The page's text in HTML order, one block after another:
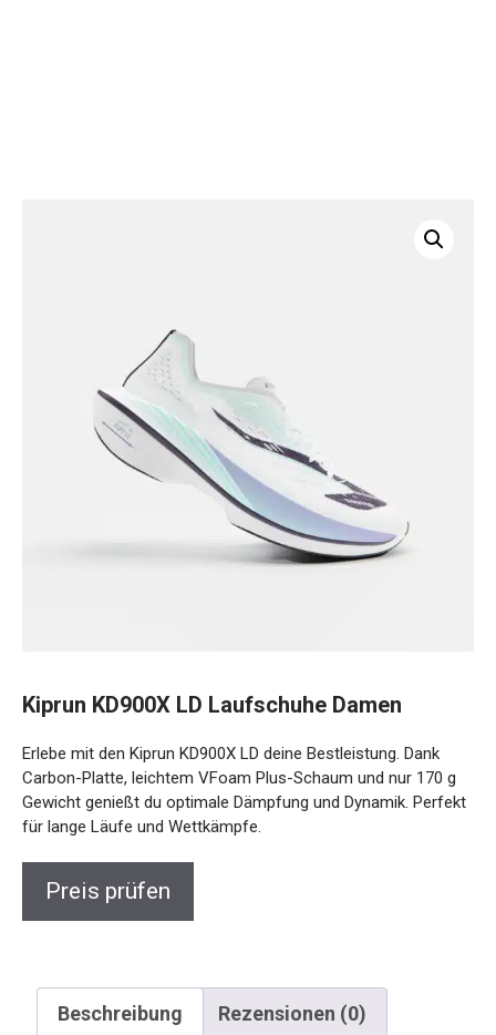
Carbon-Platte, leichtem VFoam Plus-Schaum und nur 170 g
Gewicht genießt du optimale Dämpfung und Dynamik.
Perfekt für lange Läufe und Wettkämpfe.
Beschreibung Rezensionen (0)